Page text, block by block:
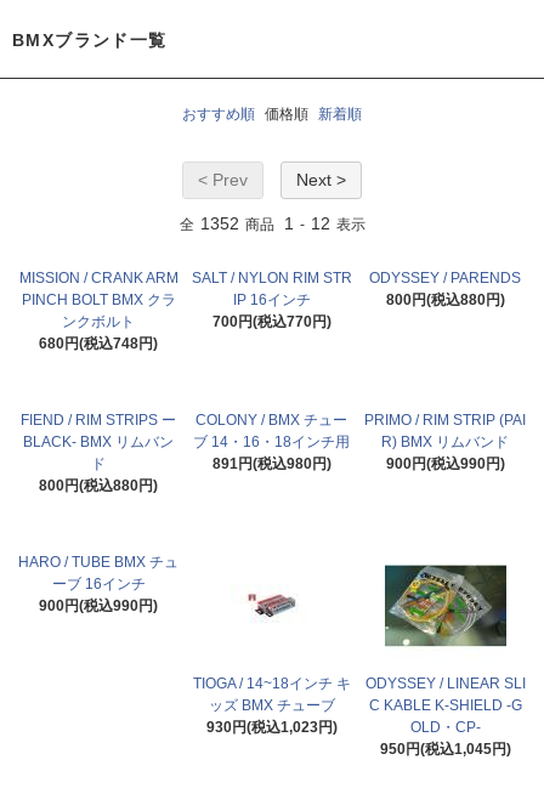
BMXブランド一覧
おすすめ順 価格順 新着順
< Prev Next >
全 1352 商品 1 - 12 表示
MISSION / CRANK ARM
PINCH BOLT BMX クラ
ンクボルト
680円(税込748円)
SALT / NYLON RIM STR
IP 16インチ
700円(税込770円)
ODYSSEY / PARENDS
800円(税込880円)
FIEND / RIM STRIPS ー
BLACK- BMX リムバン
ド
800円(税込880円)
COLONY / BMX チュー
ブ 14・16・18インチ用
891円(税込980円)
PRIMO / RIM STRIP (PAI
R) BMX リムバンド
900円(税込990円)
HARO / TUBE BMX チュ
ーブ 16インチ
900円(税込990円)
TIOGA / 14~18インチ キ
ッズ BMX チューブ
930円(税込1,023円)
ODYSSEY / LINEAR SLI
C KABLE K-SHIELD -G
OLD・CP-
950円(税込1,045円)